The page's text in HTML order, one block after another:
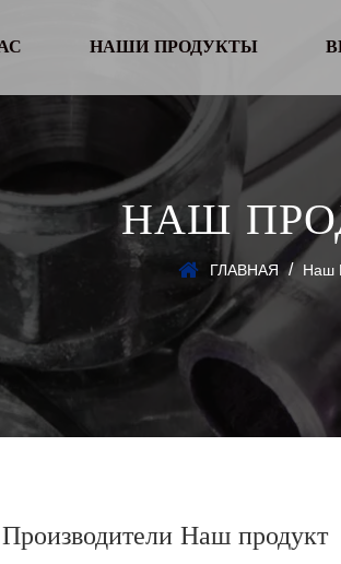
НАШИ ПРОДУКТЫ
НАШ
ГЛАВНАЯ / Наш
Производители Наш продукт